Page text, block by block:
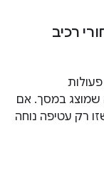
רכיב
שמוצג במסך. אם
רק עטיפה נוחה